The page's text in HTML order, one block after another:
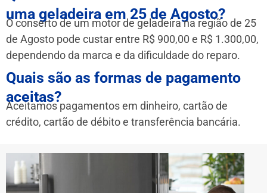
uma geladeira em 25 de Agosto?
O conserto de um motor de geladeira na região de 25
de Agosto pode custar entre R$ 900,00 e R$ 1.300,00,
dependendo da marca e da dificuldade do reparo.
Quais são as formas de pagamento
aceitas?
Aceitamos pagamentos em dinheiro, cartão de
crédito, cartão de débito e transferência bancária.